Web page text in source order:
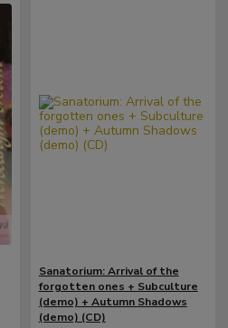
Sanatorium: Arrival of the
forgotten ones + Subculture
(demo) + Autumn Shadows
(demo) (CD)